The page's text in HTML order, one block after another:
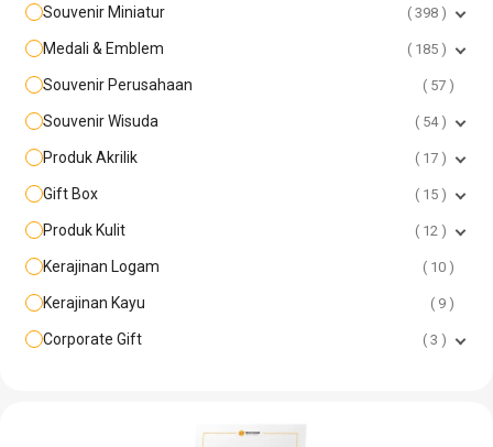
Souvenir Miniatur 398
Medali & Emblem 185
Souvenir Perusahaan 57
Souvenir Wisuda 54
Produk Akrilik 17
Gift Box 15
Produk Kulit 12
Kerajinan Logam 10
Kerajinan Kayu 9
Corporate Gift 3